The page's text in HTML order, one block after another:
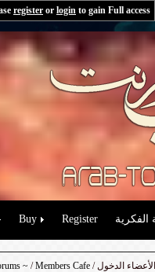
register or login to gain Full access
Buy Register الفكرية
~ /Members Cafe الدخول